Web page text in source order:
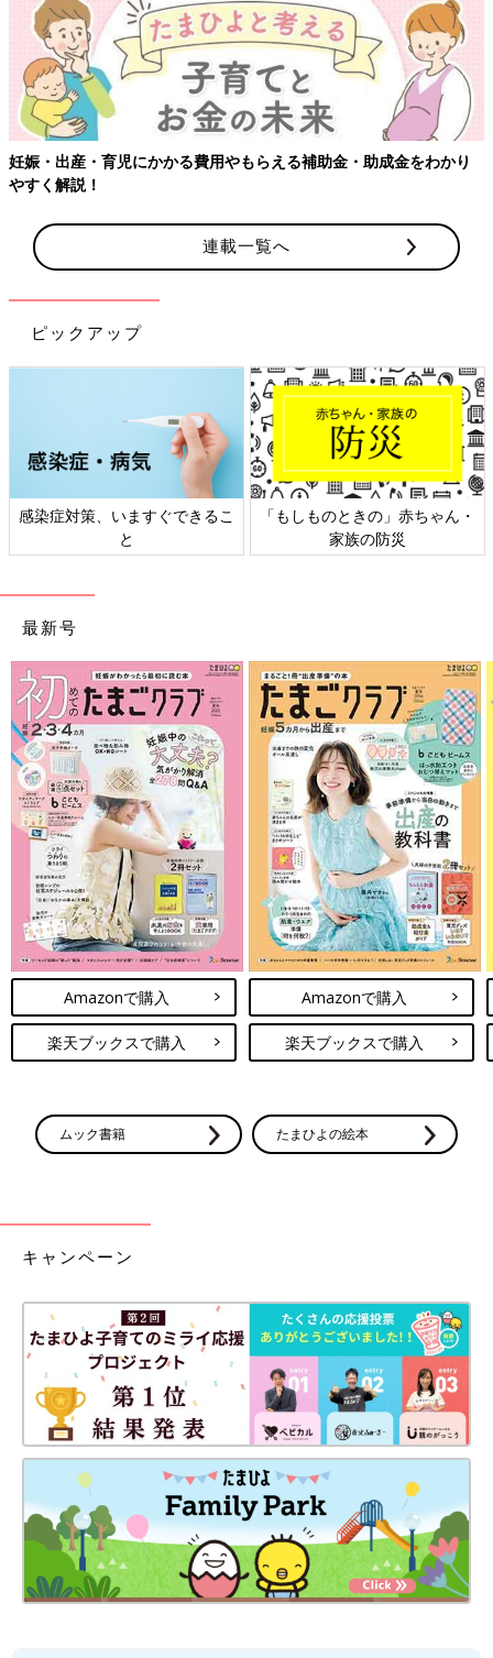
妊娠・出産・育児にかかる費用やもらえる補助金・助成金をわかり
やすく解説！
連載一覧へ
ピックアップ
感染症対策、いますぐできるこ
と
「もしものときの」赤ちゃん・
家族の防災
最新号
Amazonで購入
楽天ブックスで購入
Amazonで購入
楽天ブックスで購入
ムック書籍 たまひよの絵本
キャンペーン